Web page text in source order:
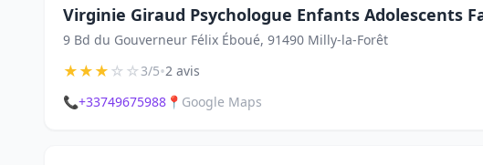
Virginie Giraud Psychologue Enfants Adolescents
9 Bd du Gouverneur Félix Éboué, 91490 Milly-la-Forêt
★★★☆☆3/5•2 avis
📞+33749675988 📍 Google Maps